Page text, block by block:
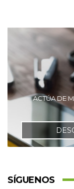
ACTÚA DE
SÍGUENOS